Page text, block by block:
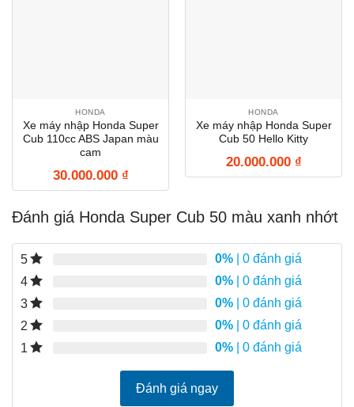
HONDA
Xe máy nhập Honda Super
Cub 110cc ABS Japan màu
cam
30.000.000 ₫
HONDA
Xe máy nhập Honda Super
Cub 50 Hello Kitty
20.000.000 ₫
Đánh giá Honda Super Cub 50 màu xanh nhớt
5 0% | 0 đánh giá
4
0% | 0 đánh giá
3
0% | 0 đánh giá
2
0% | 0 đánh giá
1
0% | 0 đánh giá
Đánh giá ngay